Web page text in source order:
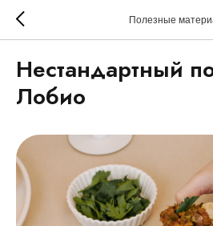
Полезные
Нестандартный
Лобио